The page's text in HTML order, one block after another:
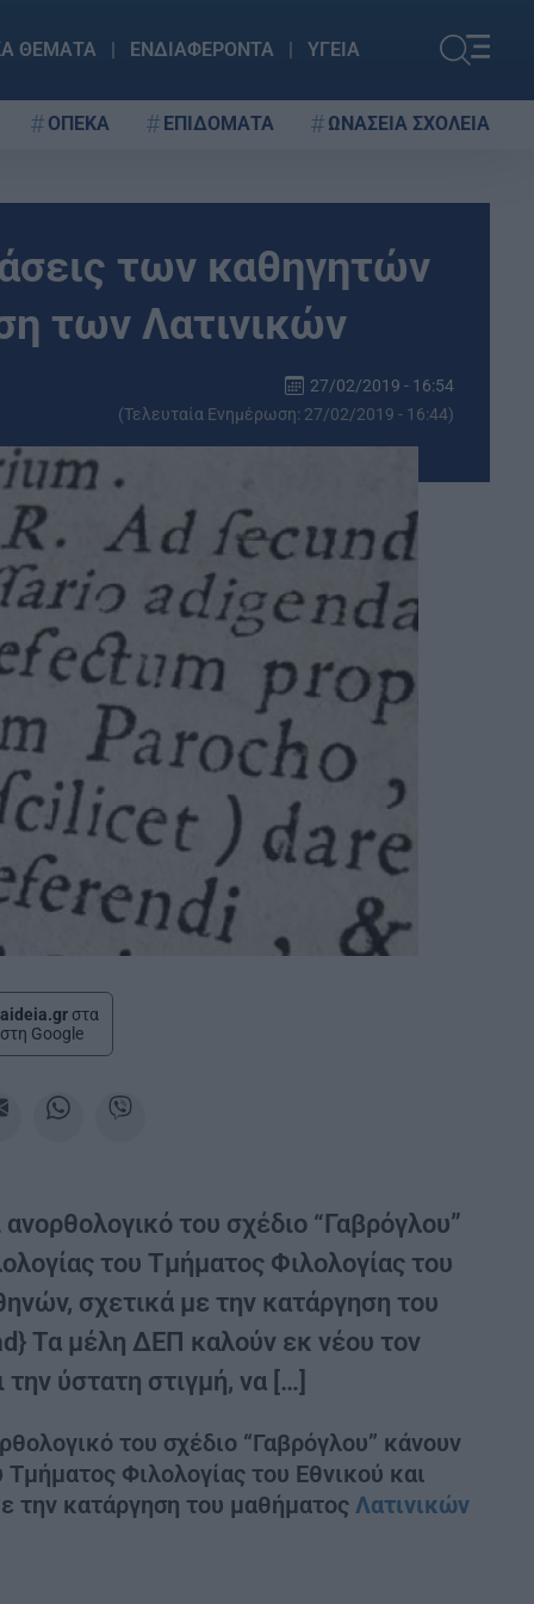
ΘΕΜΑΤΑ ΕΝΔΙΑΦΕΡΟΝΤΑ ΥΓΕΙΑ
ΟΠΕΚΑ ΕΠΙΔΟΜΑΤΑ ΩΝΑΣΕΙΑ ΣΧΟΛΕΙΑ
των καθηγητών
των Λατινικών
27/02/2019 - 16:54
(Τελευταία Ενημέρωση: 27/02/2019 - 16:44)
στα
Google
του σχέδιο “Γαβρόγλου”
του Τμήματος Φιλολογίας του
σχετικά με την κατάργηση του
Τα μέλη ΔΕΠ καλούν εκ νέου τον
ύστατη στιγμή, να […]
του σχέδιο “Γαβρόγλου” κάνουν
Φιλολογίας του Εθνικού και
την κατάργηση του μαθήματος Λατινικών